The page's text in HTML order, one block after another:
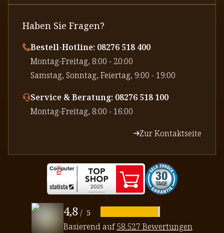
Haben Sie Fragen?
Bestell-Hotline: 08276 518 400
⁠Montag-Freitag, 8:00 - 20:00
⁠Samstag, Sonntag, Feiertag, 9:00 - 19:00
Service & Beratung: 08276 518 100
⁠Montag-Freitag, 8:00 - 16:00
Zur Kontaktseite
4,8/ 5
Basierend auf58.527 Bewertungen